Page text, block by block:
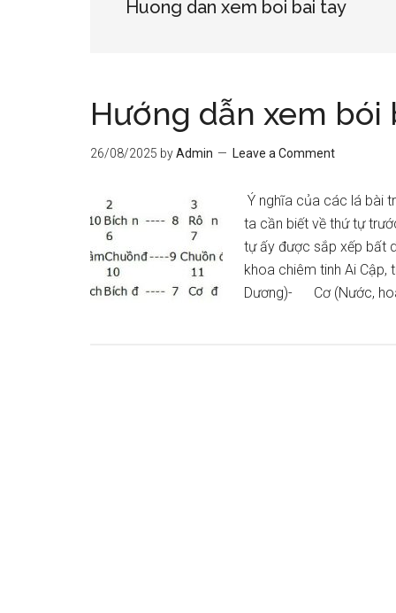
Huong dan xem boi bai tay
Hướng dẫn xem bói
26/08/2025 byAdmin Leave a Comment
Ý nghĩa của các lá bài
ta cần biết về thứ tự
tự ấy được sắp xếp bất
khoa chiêm tinh Ai
Dương)- Cơ (Nước,